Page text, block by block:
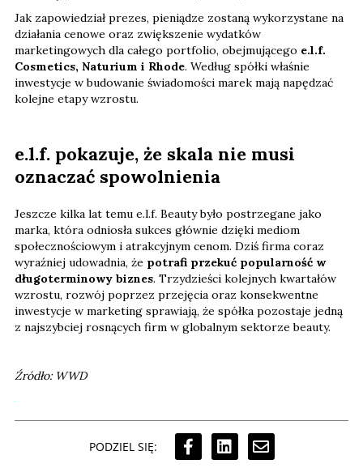
Jak zapowiedział prezes, pieniądze zostaną wykorzystane na
działania cenowe oraz zwiększenie wydatków
marketingowych dla całego portfolio, obejmującego e.l.f.
Cosmetics, Naturium i Rhode. Według spółki właśnie
inwestycje w budowanie świadomości marek mają napędzać
kolejne etapy wzrostu.
e.l.f. pokazuje, że skala nie musi
oznaczać spowolnienia
Jeszcze kilka lat temu e.l.f. Beauty było postrzegane jako
marka, która odniosła sukces głównie dzięki mediom
społecznościowym i atrakcyjnym cenom. Dziś firma coraz
wyraźniej udowadnia, że potrafi przekuć popularność w
długoterminowy biznes. Trzydzieści kolejnych kwartałów
wzrostu, rozwój poprzez przejęcia oraz konsekwentne
inwestycje w marketing sprawiają, że spółka pozostaje jedną
z najszybciej rosnących firm w globalnym sektorze beauty.
Źródło: WWD
PODZIEL SIĘ: